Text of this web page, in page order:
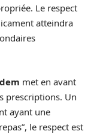
Le respect
atteindra
met en avant
prescriptions. Un
ayant une
le respect est